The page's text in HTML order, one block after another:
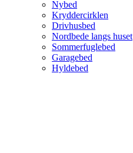
Nybed
Kryddercirklen
Drivhusbed
Nordbede langs huset
Sommerfuglebed
Garagebed
Hyldebed